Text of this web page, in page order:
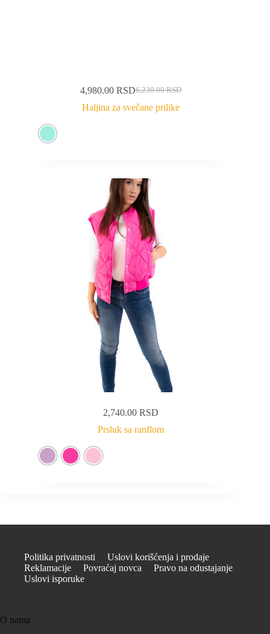
6,230.00RSD
4,980.00RSD
Haljina za svečane prilike
2,740.00RSD
Prsluk sa ranflom
Politika privatnosti
Uslovi korišćenja i prodaje
Reklamacije
Povraćaj novca
Pravo na odustajanje
Uslovi isporuke
O nama